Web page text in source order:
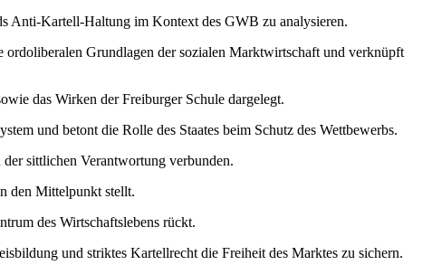
Anti-Kartell-Haltung im Kontext des GWB zu analysieren.
ordoliberalen Grundlagen der sozialen Marktwirtschaft und verknüpft
das Wirken der Freiburger Schule dargelegt.
und betont die Rolle des Staates beim Schutz des Wettbewerbs.
sittlichen Verantwortung verbunden.
den Mittelpunkt stellt.
des Wirtschaftslebens rückt.
und striktes Kartellrecht die Freiheit des Marktes zu sichern.